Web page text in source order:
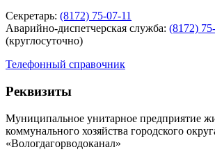
Секретарь: (8172) 75-07-11
Аварийно-диспетчерская служба: (8172)
(круглосуточно)
Телефонный справочник
Реквизиты
Муниципальное унитарное предприятие
коммунального хозяйства городского
«Вологдагорводоканал»